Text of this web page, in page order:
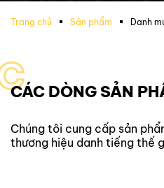
Trang chủ Sản phẩm Danh
CÁC DÒNG SẢN
Chúng tôi cung cấp sản
thương hiệu danh tiếng thế